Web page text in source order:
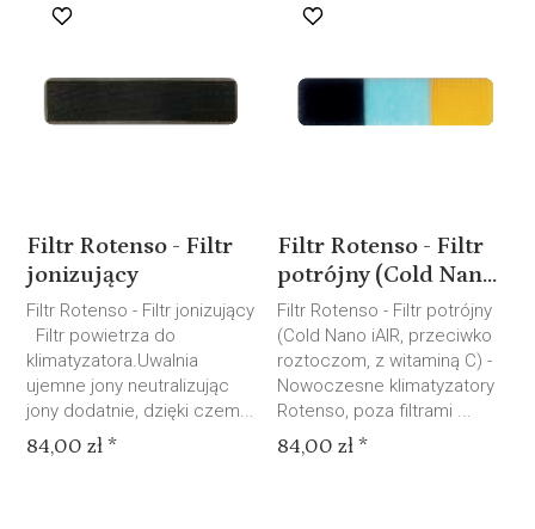
Filtr Rotenso - Filtr
jonizujący
Filtr Rotenso - Filtr jonizujący
Filtr powietrza do
klimatyzatora.Uwalnia
ujemne jony neutralizując
jony dodatnie, dzięki czem...
84,00 zł *
Filtr Rotenso - Filtr
potrójny (Cold Nan...
Filtr Rotenso - Filtr potrójny
(Cold Nano iAIR, przeciwko
roztoczom, z witaminą C) -
Nowoczesne klimatyzatory
Rotenso, poza filtrami ...
84,00 zł *